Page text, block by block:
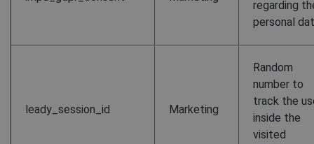
regarding
personal
leady_session_id Marketing
Random
number to
track the
inside the
visited